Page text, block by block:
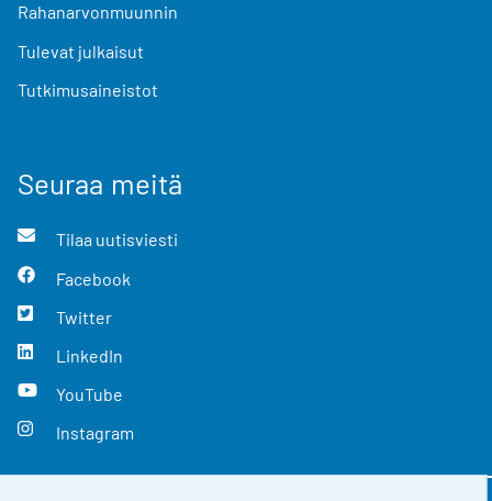
Rahanarvonmuunnin
Tulevat julkaisut
Tutkimusaineistot
Seuraa meitä
Tilaa uutisviesti
Facebook
Twitter
LinkedIn
YouTube
Instagram